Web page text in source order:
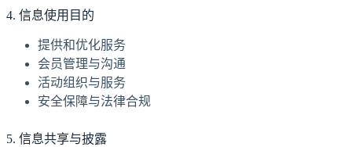
4. 信息使用目的
提供和优化服务
会员管理与沟通
活动组织与服务
安全保障与法律合规
5. 信息共享与披露